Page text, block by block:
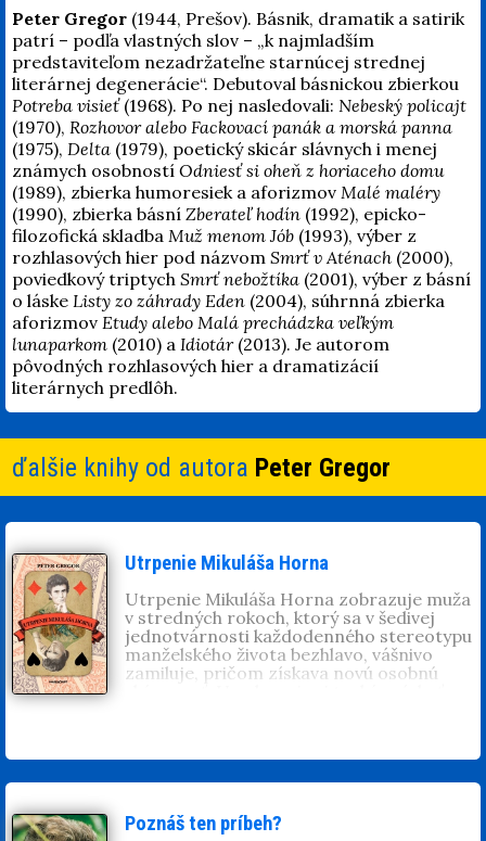
Peter Gregor(1944, Prešov). Básnik, dramatik a satirik
patrí – podľa vlastných slov – „k najmladším
predstaviteľom nezadržateľne starnúcej strednej
literárnej degenerácie“. Debutoval básnickou zbierkou
Potreba visieť(1968). Po nej nasledovali: Nebeský policajt
(1970), Rozhovor alebo Fackovací panák a morská panna
(1975), Delta(1979), poetický skicár slávnych i menej
známych osobností Odniesť si oheň z horiaceho domu
(1989), zbierka humoresiek a aforizmov Malé maléry
(1990), zbierka básní Zberateľ hodín(1992), epicko-
filozofická skladba Muž menom Jób(1993), výber z
rozhlasových hier pod názvom Smrť v Aténach(2000),
poviedkový triptych Smrť nebožtíka(2001), výber z básní
o láske Listy zo záhrady Eden(2004), súhrnná zbierka
aforizmov Etudy alebo Malá prechádzka veľkým
lunaparkom(2010) a Idiotár(2013). Je autorom
pôvodných rozhlasových hier a dramatizácií
literárnych predlôh.
ďalšie knihy od autora Peter Gregor
Utrpenie Mikuláša Horna
Utrpenie Mikuláša Horna zobrazuje muža
v stredných rokoch, ktorý sa v šedivej
jednotvárnosti každodenného stereotypu
manželského života bezhlavo, vášnivo
zamiluje, pričom získava novú osobnú
človek so zmyslom pre zodpovednosť
tragicky naráža na múry konvencií a
jej vzniku publikovaná v časopise, v
Poznáš ten príbeh?